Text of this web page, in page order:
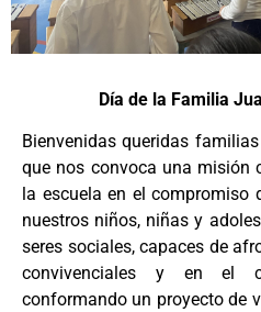
Día de la Familia
Bienvenidas queridas
que nos convoca una misión
la escuela en el
nuestros niños, niñas y
seres sociales, capaces de
convivenciales y en el
conformando un proyecto de